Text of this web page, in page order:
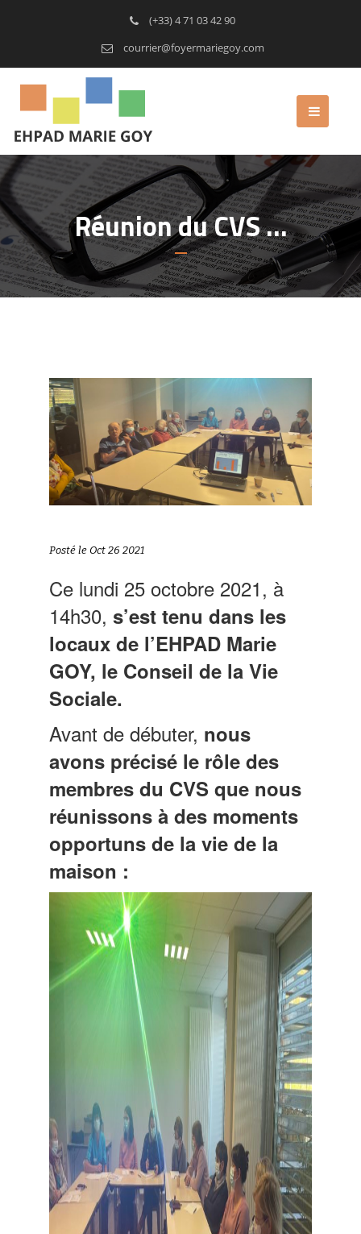
(+33) 4 71 03 42 90
courrier@foyermariegoy.com
Réunion du CVS …
Posté le Oct 26 2021
Ce lundi 25 octobre 2021, à
14h30, s’est tenu dans les
locaux de l’EHPAD Marie
GOY, le Conseil de la Vie
Sociale.
Avant de débuter, nous
avons précisé le rôle des
membres du CVS que nous
réunissons à des moments
opportuns de la vie de la
maison :